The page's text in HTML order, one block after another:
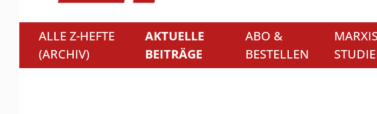
ALLE Z-HEFTE
(ARCHIV)
AKTUELLE
BEITRÄGE
ABO &
BESTELLEN